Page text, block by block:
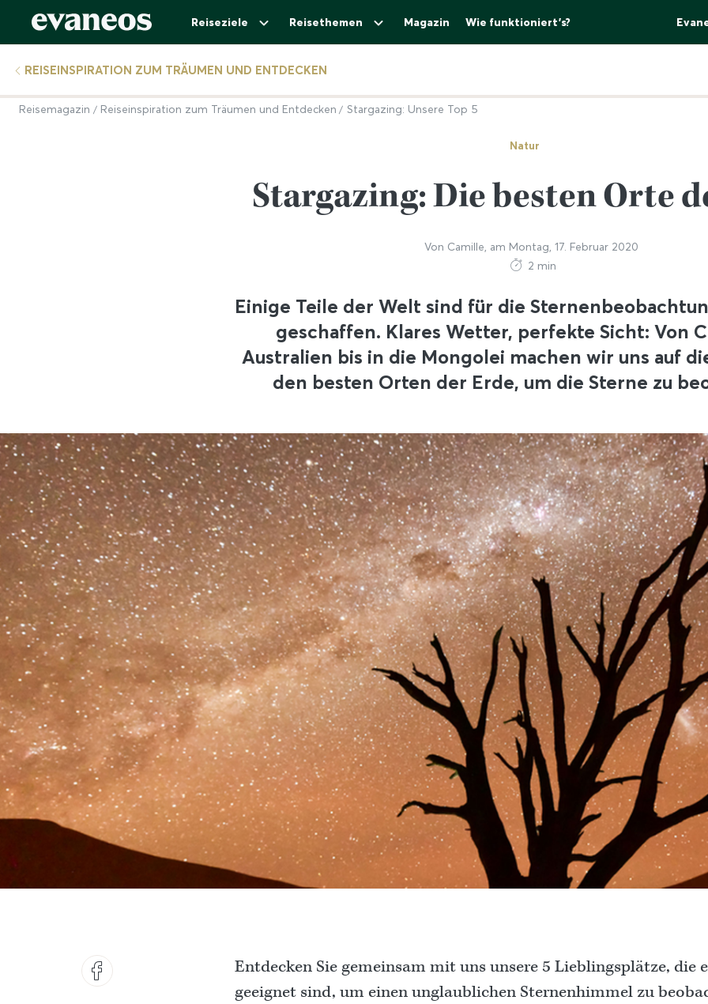
Reiseziele Reisethemen Magazin Wie funktioniert's?
REISEINSPIRATION ZUM TRÄUMEN UND ENTDECKEN
Reisemagazin Reiseinspiration zum Träumen und Entdecken Stargazing: Unsere Top 5
Natur
Stargazing: Die besten Orte
Von Camille, am Montag, 17. Februar 2020
2 min
Einige Teile der Welt sind für die
geschaffen. Klares Wetter, perfekte Sicht: Von
Australien bis in die Mongolei machen wir uns auf
den besten Orten der Erde, um die Sterne zu
Entdecken Sie gemeinsam mit uns unsere 5 Lieblingsplätze, die
geeignet sind, um einen unglaublichen Sternenhimmel zu